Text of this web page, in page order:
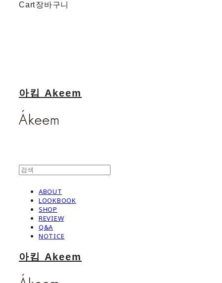
Cart장바구니
아킴 Akeem
ABOUT
LOOKBOOK
SHOP
REVIEW
Q&A
NOTICE
아킴 Akeem